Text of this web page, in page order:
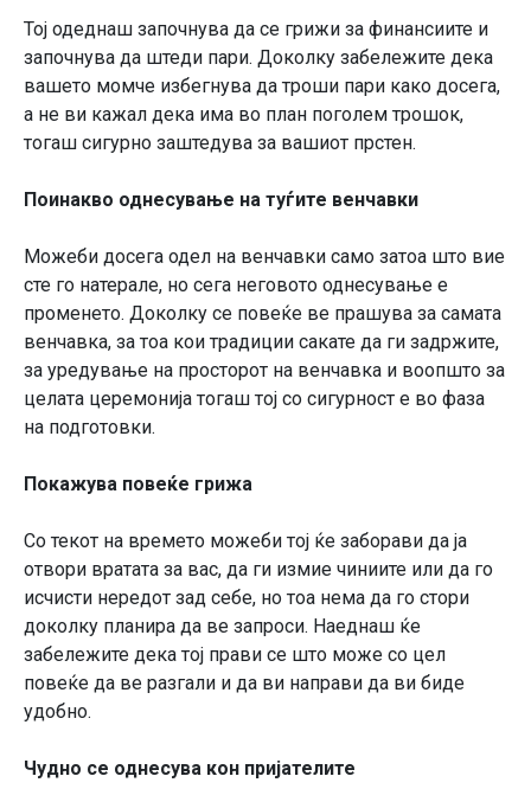
Тој одеднаш започнува да се грижи за финансиите и
започнува да штеди пари. Доколку забележите дека
вашето момче избегнува да троши пари како досега,
а не ви кажал дека има во план поголем трошок,
тогаш сигурно заштедува за вашиот прстен.
Поинакво однесување на туѓите венчавки
Можеби досега одел на венчавки само затоа што вие
сте го натерале, но сега неговото однесување е
променето. Доколку се повеќе ве прашува за самата
венчавка, за тоа кои традиции сакате да ги задржите,
за уредување на просторот на венчавка и воопшто за
целата церемонија тогаш тој со сигурност е во фаза
на подготовки.
Покажува повеќе грижа
Со текот на времето можеби тој ќе заборави да ја
отвори вратата за вас, да ги измие чиниите или да го
исчисти нередот зад себе, но тоа нема да го стори
доколку планира да ве запроси. Наеднаш ќе
забележите дека тој прави се што може со цел
повеќе да ве разгали и да ви направи да ви биде
удобно.
Чудно се однесува кон пријателите